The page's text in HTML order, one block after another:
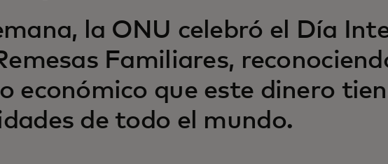
la ONU celebró el Día
Familiares,
económico que este dinero
de todo el mundo.